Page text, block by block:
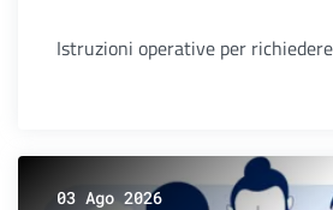
Istruzioni operative per
03 Ago 2026